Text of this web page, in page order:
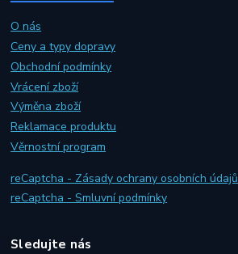
O nás
Ceny a typy dopravy
Obchodní podmínky
Vrácení zboží
Výměna zboží
Reklamace produktu
Věrnostní program
reCaptcha - Zásady ochrany osobních údajů
reCaptcha - Smluvní podmínky
Sledujte nás